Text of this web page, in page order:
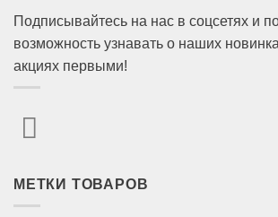
Подписывайтесь на нас в соцсетях и
возможность узнавать о наших
акциях первыми!
МЕТКИ ТОВАРОВ